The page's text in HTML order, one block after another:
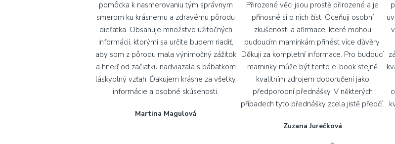
pomôcka k nasmerovaniu tým správnym
smerom ku krásnemu a zdravému pôrodu
dieťatka. Obsahuje množstvo užitočných
informácií, ktorými sa určite budem riadiť,
aby som z pôrodu mala výnimočný zážitok
a hneď od začiatku nadviazala s bábätkom
láskyplný vzťah. Ďakujem krásne za všetky
informácie a osobné skúsenosti.
Martina Magulová
Přirozené věci jsou prostě přirozené a je
přínosné si o nich číst. Oceňuji osobní
zkušenosti a afirmace, které mohou
budoucím maminkám přinést více důvěry.
Děkuji za kompletní informace. Pro budoucí
maminky může být tento e-book stejně
kvalitním zdrojem doporučení jako
předporodní přednášky. V některých
případech tyto přednášky zcela jistě předčí.
Zuzana Jurečková